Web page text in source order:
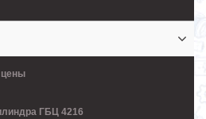
цены
ГБЦ 4216